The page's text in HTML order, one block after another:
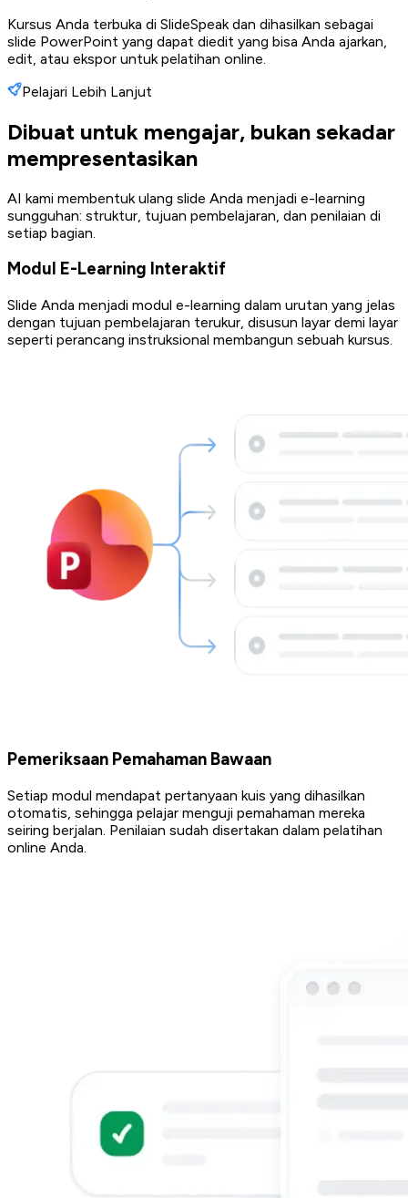
Kursus Anda terbuka di SlideSpeak dan dihasilkan sebagai
slide PowerPoint yang dapat diedit yang bisa Anda ajarkan,
edit, atau ekspor untuk pelatihan online.
Pelajari Lebih Lanjut
Dibuat untuk mengajar, bukan sekadar
mempresentasikan
AI kami membentuk ulang slide Anda menjadi e-learning
sungguhan: struktur, tujuan pembelajaran, dan penilaian di
setiap bagian.
Modul E-Learning Interaktif
Slide Anda menjadi modul e-learning dalam urutan yang jelas
dengan tujuan pembelajaran terukur, disusun layar demi layar
seperti perancang instruksional membangun sebuah kursus.
Pemeriksaan Pemahaman Bawaan
Setiap modul mendapat pertanyaan kuis yang dihasilkan
otomatis, sehingga pelajar menguji pemahaman mereka
seiring berjalan. Penilaian sudah disertakan dalam pelatihan
online Anda.